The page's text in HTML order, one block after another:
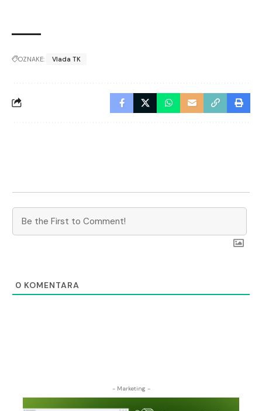
OZNAKE: Vlada TK
0 KOMENTARA
- Marketing -